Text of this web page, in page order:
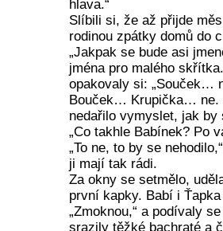
hlava.“
Slíbili si, že až přijde
rodinou zpátky domů do
„Jakpak se bude asi
jména pro malého
opakovaly si:
Bouček… Krupička… ne.
nedařilo vymyslet, jak
„Co takhle Babínek? Po
„To ne, to by se
ji mají tak rádi.
Za okny se setmělo,
první kapky. Babí i
„Zmoknou,“ a podívaly
srazily těžké bachraté a